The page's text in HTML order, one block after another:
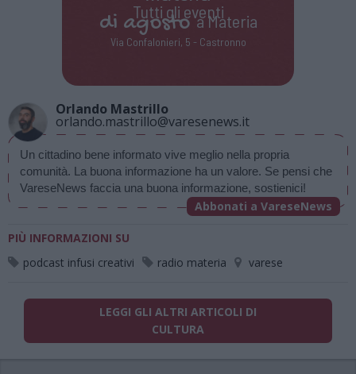
Tutti gli eventi
di agostoa Materia
Via Confalonieri, 5 - Castronno
Orlando Mastrillo
orlando.mastrillo@varesenews.it
Un cittadino bene informato vive meglio nella propria
comunità. La buona informazione ha un valore. Se pensi che
VareseNews faccia una buona informazione, sostienici!
Abbonati a VareseNews
PIÙ INFORMAZIONI SU
podcast infusi creativi
radio materia varese
LEGGI GLI ALTRI ARTICOLI DI
CULTURA